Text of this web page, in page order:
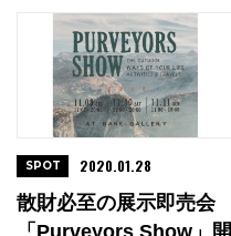
散財必至の展示即売会
SPOT 2020.01.28